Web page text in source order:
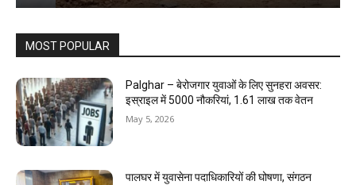
MOST POPULAR
Palghar – बेरोजगार युवाओं के लिए सुनहरा अवसर:
इस्राइल में 5000 नौकरियां, ₹1.61 लाख तक वेतन
May 5, 2026
पालघर में युवासेना पदाधिकारियों की घोषणा, संगठन